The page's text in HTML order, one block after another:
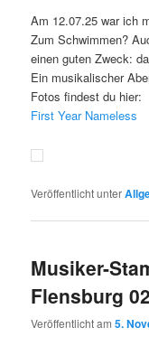
Am 12.07.25 war ich
Zum Schwimmen?
einen guten Zweck:
Ein musikalischer
Fotos findest du hier:
First Year Nameless
Veröffentlicht unter
Musiker-
Flensburg
Veröffentlicht am5.